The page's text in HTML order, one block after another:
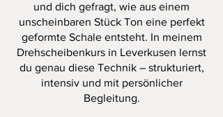
und dich gefragt, wie aus einem
unscheinbaren Stück Ton eine perfekt
geformte Schale entsteht. In meinem
Drehscheibenkurs in Leverkusen lernst
du genau diese Technik – strukturiert,
intensiv und mit persönlicher
Begleitung.